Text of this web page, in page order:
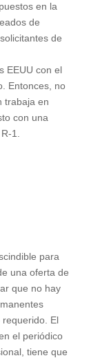
en la
de
de
EEUU con el
Entonces, no
trabaja en
con una
1.
para
una oferta de
que no hay
El
el periódico
tiene que